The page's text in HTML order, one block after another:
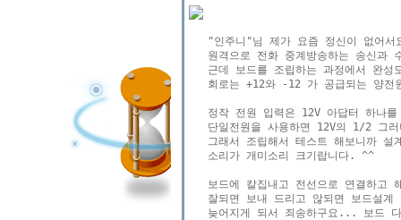
"인주니"님 제가 요즘 정신이 없어서
원격으로 전화 중계방송하는 송신과
근데 보드를 조립하는 과정에서 완성
회로는 +12와 -12 가 공급되는 양전
정작 전원 입력은 12V 아답터 하나를
단일전원을 사용하면 12V의 1/2 그
그래서 조립해서 테스트 해보니까 설
   소리가 개미소리 크기랍니다. ^^
보드에 칼집내고 전선으로 연결하고
잘되면 보내 드리고 않되면 보드설계
늦어지게 되서 죄송하구요... 보드